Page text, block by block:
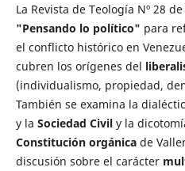
La Revista de Teología Nº 28
"Pensando lo político" para
el conflicto histórico en
cubren los orígenes del
(individualismo, propiedad,
También se examina la
y la Sociedad Civily la
Constitución orgánicade
discusión sobre el carácter